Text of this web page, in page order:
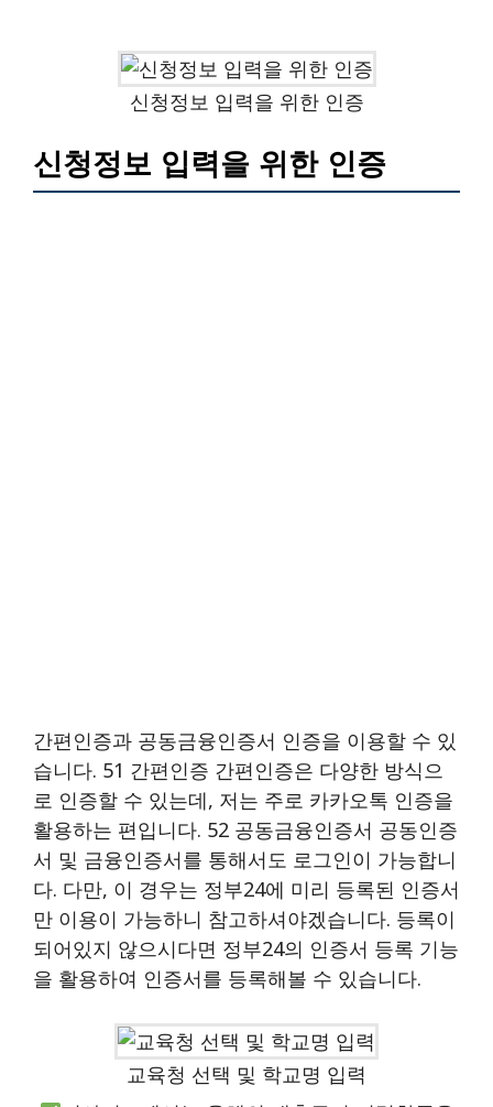
신청정보 입력을 위한 인증
신청정보 입력을 위한 인증
간편인증과 공동금융인증서 인증을 이용할 수 있
습니다. 51 간편인증 간편인증은 다양한 방식으
로 인증할 수 있는데, 저는 주로 카카오톡 인증을
활용하는 편입니다. 52 공동금융인증서 공동인증
서 및 금융인증서를 통해서도 로그인이 가능합니
다. 다만, 이 경우는 정부24에 미리 등록된 인증서
만 이용이 가능하니 참고하셔야겠습니다. 등록이
되어있지 않으시다면 정부24의 인증서 등록 기능
을 활용하여 인증서를 등록해볼 수 있습니다.
교육청 선택 및 학교명 입력